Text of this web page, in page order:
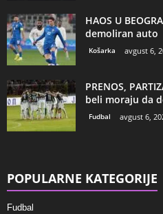
HAOS U
demoliran auto
Košarka avgust 6,
PRENOS,
beli moraju da
Fudbal avgust 6,
POPULARNE KATEGORIJE
Fudbal